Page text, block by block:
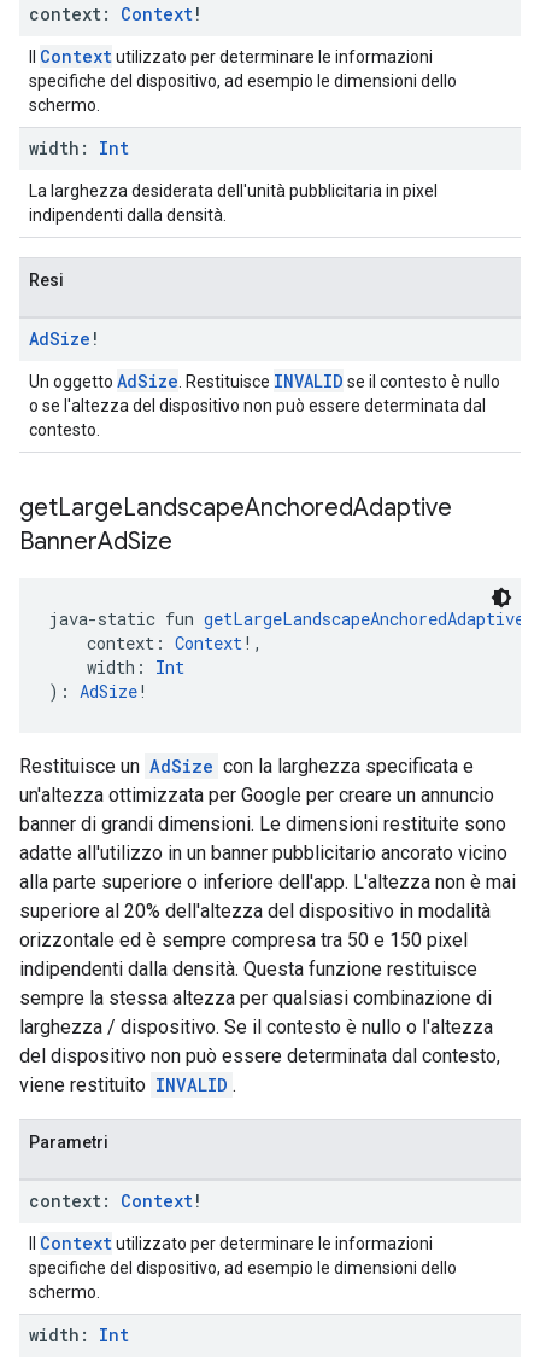
context: Context!
Contextutilizzato per determinare le informazioni
specifiche del dispositivo, ad esempio le dimensioni dello
schermo.
width: Int
La larghezza desiderata dell'unità pubblicitaria in pixel
indipendenti dalla densità.
Resi
AdSize !
Un oggetto AdSize . Restituisce INVALID se il contesto è nullo
o se l'altezza del dispositivo non può essere determinata dal
contesto.
getLargeLandscapeAnchoredAdaptive
BannerAdSize
java-static fun
context: Context!,
width: Int
): AdSize!
Restituisce un AdSize con la larghezza specificata e
un'altezza ottimizzata per Google per creare un annuncio
banner di grandi dimensioni. Le dimensioni restituite sono
adatte all'utilizzo in un banner pubblicitario ancorato vicino
alla parte superiore o inferiore dell'app. L'altezza non è mai
superiore al 20% dell'altezza del dispositivo in modalità
orizzontale ed è sempre compresa tra 50 e 150 pixel
indipendenti dalla densità. Questa funzione restituisce
sempre la stessa altezza per qualsiasi combinazione di
larghezza / dispositivo. Se il contesto è nullo o l'altezza
del dispositivo non può essere determinata dal contesto,
viene restituito INVALID .
Parametri
context: Context!
Contextutilizzato per determinare le informazioni
specifiche del dispositivo, ad esempio le dimensioni dello
schermo.
width: Int